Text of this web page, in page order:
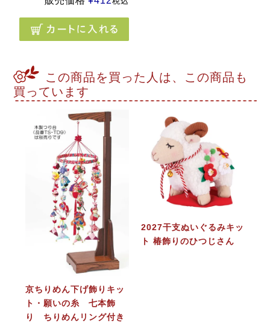
この商品を買った人は、この商品も
買っています
京ちりめん下げ飾りキッ
ト・願いの糸 七本飾
り ちりめんリング付き
2027干支ぬいぐるみキッ
ト 椿飾りのひつじさん